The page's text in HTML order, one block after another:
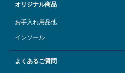
オリジナル商品
お手入れ用品他
インソール
よくあるご質問